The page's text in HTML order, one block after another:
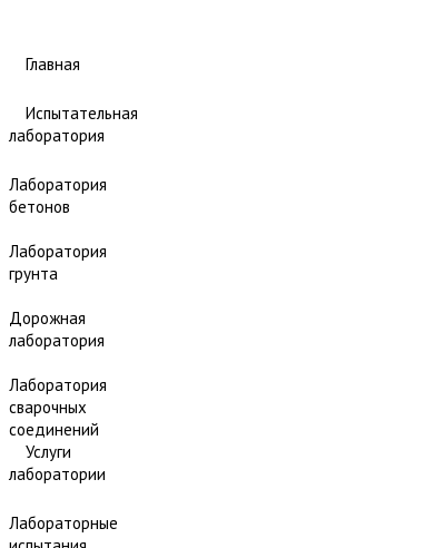
Главная
Испытательная
лаборатория
Лаборатория
бетонов
Лаборатория
грунта
Дорожная
лаборатория
Лаборатория
сварочных
соединений
Услуги
лаборатории
Лабораторные